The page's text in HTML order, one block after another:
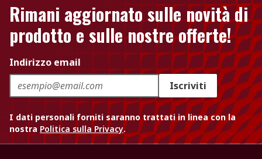
Rimani aggiornato sulle novità di
prodotto e sulle nostre offerte!
Indirizzo email
Iscriviti
I dati personali forniti saranno trattati in linea con la
nostra Politica sulla Privacy.